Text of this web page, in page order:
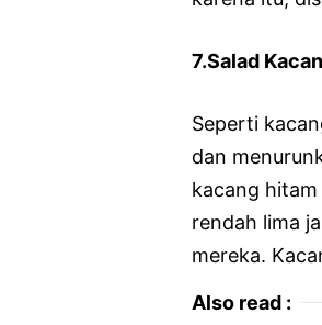
7.Salad
Seperti
dan
kacang
rendah lima
mereka.
Also read :